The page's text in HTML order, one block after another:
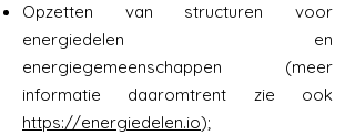
Opzetten van structuren voor
energiedelen en
energiegemeenschappen (meer
informatie daaromtrent zie ook
https://energiedelen.io);